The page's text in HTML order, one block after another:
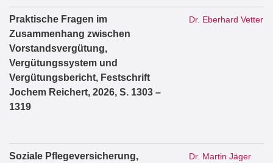
Praktische Fragen im
Zusammenhang zwischen
Vorstandsvergütung,
Vergütungssystem und
Vergütungsbericht, Festschrift
Jochem Reichert, 2026, S. 1303 –
1319
Dr. Eberhard Vetter
Soziale Pflegeversicherung, Dr. Martin Jäger